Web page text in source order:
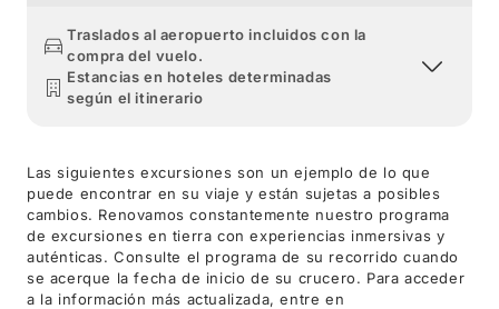
Traslados al aeropuerto incluidos con la
compra del vuelo.
Estancias en hoteles determinadas
según el itinerario
Las siguientes excursiones son un ejemplo de lo que
puede encontrar en su viaje y están sujetas a posibles
cambios. Renovamos constantemente nuestro programa
de excursiones en tierra con experiencias inmersivas y
auténticas. Consulte el programa de su recorrido cuando
se acerque la fecha de inicio de su crucero. Para acceder
a la información más actualizada, entre en